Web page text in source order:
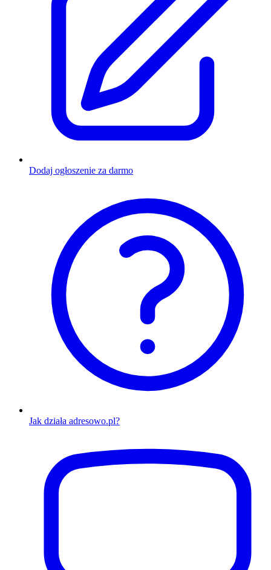
Dodaj ogłoszenie za darmo
Jak działa adresowo.pl?